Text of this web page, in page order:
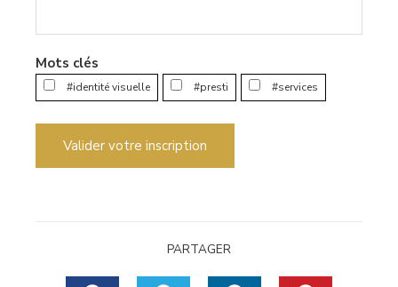
Mots clés
#identité visuelle #presti #services
Valider votre inscription
PARTAGER